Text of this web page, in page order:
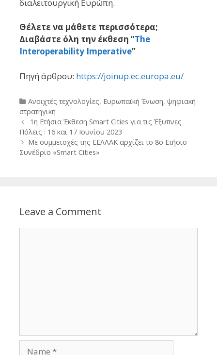
διαλειτουργική Ευρώπη.
Θέλετε να μάθετε περισσότερα;
Διαβάστε όλη την έκθεση “The
Interoperability Imperative”
Πηγή άρθρου: https://joinup.ec.europa.eu/
Categories
Ανοιχτές τεχνολογίες, Ευρωπαϊκή Ένωση, ψηφιακή
στρατηγική
Post
navigation
1η Ετήσια Έκθεση Smart Cities για τις Έξυπνες
Πόλεις : 16 και 17 Ιουνίου 2023
Με συμμετοχές της ΕΕΛΛΑΚ αρχίζει το 8ο Ετήσιο
Συνέδριο «Smart Cities»
Leave a Comment